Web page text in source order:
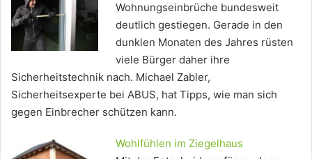
Wohnungseinbrüche bundesweit
deutlich gestiegen. Gerade in den
dunklen Monaten des Jahres rüsten
viele Bürger daher ihre
Sicherheitstechnik nach. Michael Zabler,
Sicherheitsexperte bei ABUS, hat Tipps, wie man sich
gegen Einbrecher schützen kann.
Wohlfühlen im Ziegelhaus